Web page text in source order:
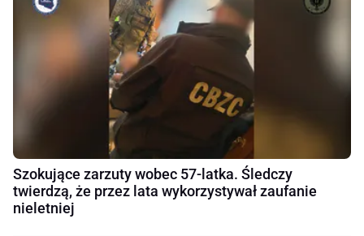
Szokujące zarzuty wobec 57-latka. Śledczy
twierdzą, że przez lata wykorzystywał zaufanie
nieletniej